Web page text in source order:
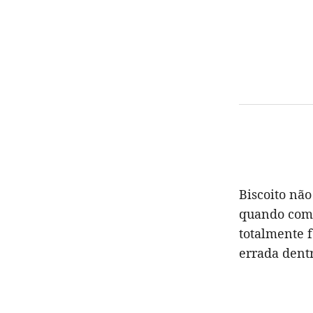
Biscoito
quando
totalmente
errada